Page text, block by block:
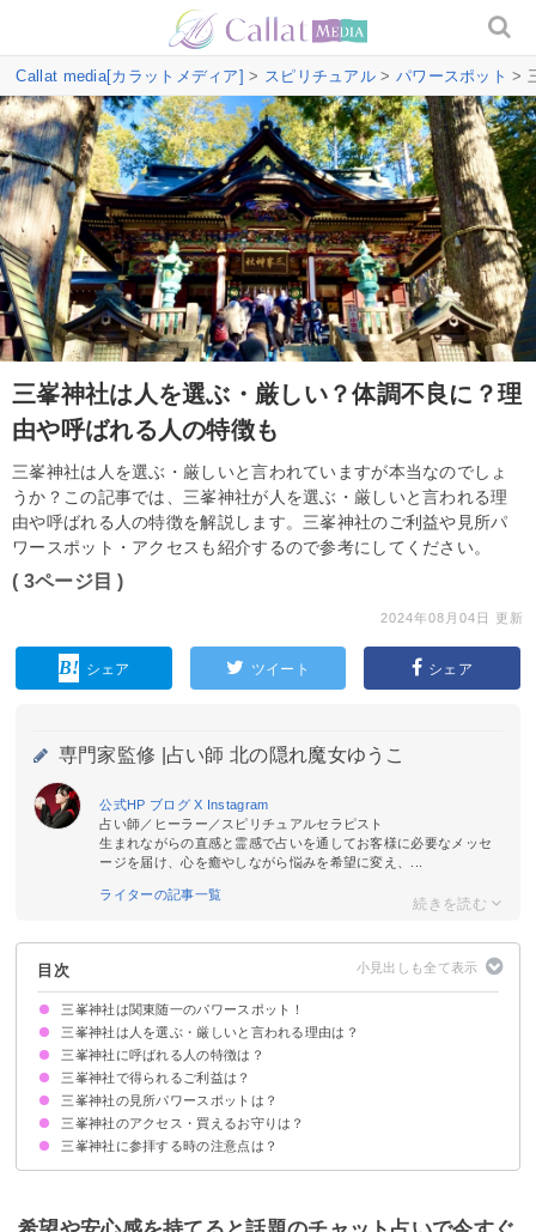
Callat media[カラットメディア] > スピリチュアル > パワースポット >
三峯神社は人を選ぶ・厳しい？体調不良に？理
由や呼ばれる人の特徴も
三峯神社は人を選ぶ・厳しいと言われていますが本当なのでしょ
うか？この記事では、三峯神社が人を選ぶ・厳しいと言われる理
由や呼ばれる人の特徴を解説します。三峯神社のご利益や見所パ
ワースポット・アクセスも紹介するので参考にしてください。
( 3ページ目 )
2024年08月04日 更新
シェア ツイート シェア
専門家監修 | 占い師 北の隠れ魔女ゆうこ
公式HP ブログX Instagram
占い師／ヒーラー／スピリチュアルセラピスト
生まれながらの直感と霊感で占いを通してお客様に必要なメッセ
ージを届け、心を癒やしながら悩みを希望に変え、...
ライターの記事一覧
目次
三峯神社は関東随一のパワースポット！
歴史
祀られている神様
三峯神社は人を選ぶ・厳しいと言われる理由は？
神社のパワーが非常に強く体調不良になることもあるから
奥宮に行くには険しい登山道を登る必要があるから
神社に相性が合わない人もいるから
三峯神社は元々僧侶の修行場だったから
アクセスがしづらく入念に準備する必要があるから
三峯神社に呼ばれる人の特徴は？
ふと三峯神社に行きたくなる
真面目で強い意思を持っている
職業が経営者・個人事業主
たびたび三峯神社の夢を見る
思いがけず三峯神社付近に用事ができる
三峯神社で得られるご利益は？
①心願成就
②恋愛運UP
③出世開運
④金運上昇
⑤心身浄化
三峯神社の見所パワースポットは？
①三ツ鳥居
②隋神門（ずいしんもん）
③拝殿
④重忠杉
⑤奥宮遥拝殿
⑥日本武尊銅像
⑦奥宮
三峯神社のアクセス・買えるお守りは？
アクセス
買えるお守り
御朱印
三峯神社に参拝する時の注意点は？
三ツ鳥居のくぐり方に注意する
奥宮に行く場合は服装に注意する